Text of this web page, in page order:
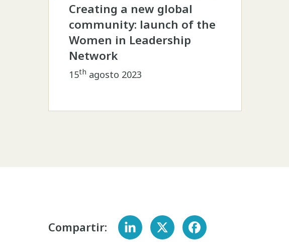
Creating a new global
community: launch of the
Women in Leadership
Network
15th agosto 2023
Compartir: